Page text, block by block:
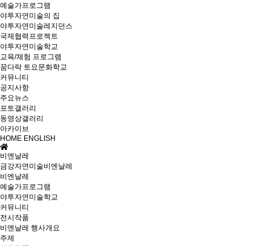
예술가프로그램
야투자연미술의 집
야투자연미술레지던스
국제협력프로젝트
야투자연미술학교
교육/체험 프로그램
꿈다락 토요문화학교
커뮤니티
공지사항
주요뉴스
포토갤러리
동영상갤러리
아카이브
HOME ENGLISH
비엔날레
금강자연미술비엔날레
비엔날레
예술가프로그램
야투자연미술학교
커뮤니티
전시작품
비엔날레 행사개요
주제